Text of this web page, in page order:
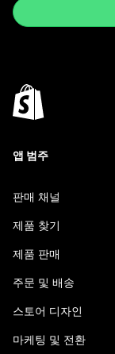
앱 범주
판매 채널
제품 찾기
제품 판매
주문 및 배송
스토어 디자인
마케팅 및 전환